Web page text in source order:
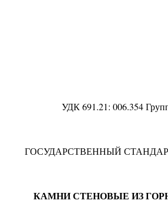
УДК 691.21: 006.354
ГОСУДАРСТВЕННЫЙ
КАМНИ СТЕНОВЫЕ ИЗ